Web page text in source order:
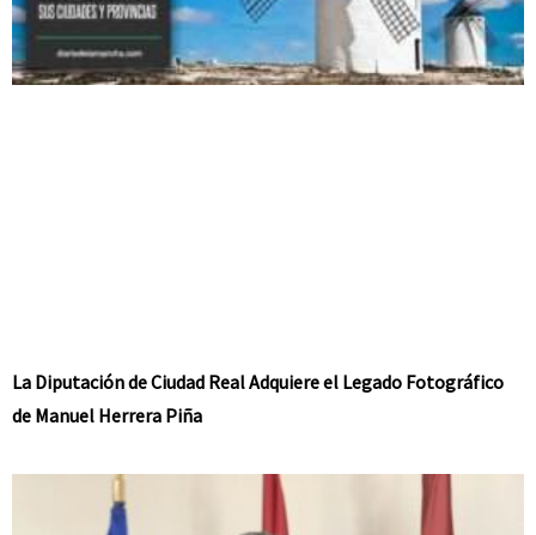
La Diputación de Ciudad Real Adquiere el Legado Fotográfico
de Manuel Herrera Piña